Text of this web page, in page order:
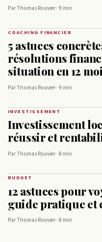
Par Thomas Rouvier · 9 min
COACHING FINANCIER
5 astuces
résolutions
situation en 12
Par Thomas Rouvier · 9 min
INVESTISSEMENT
Investissement
réussir et
Par Thomas Rouvier · 8 min
BUDGET
12 astuces pour
guide pratique et
Par Thomas Rouvier · 8 min